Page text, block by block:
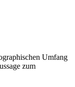
Umfang
zum